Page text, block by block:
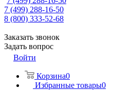
7 (499) 288-16-50
8 (800) 333-52-68
Заказать звонок
Задать вопрос
Войти
Корзина0
Избранные товары0